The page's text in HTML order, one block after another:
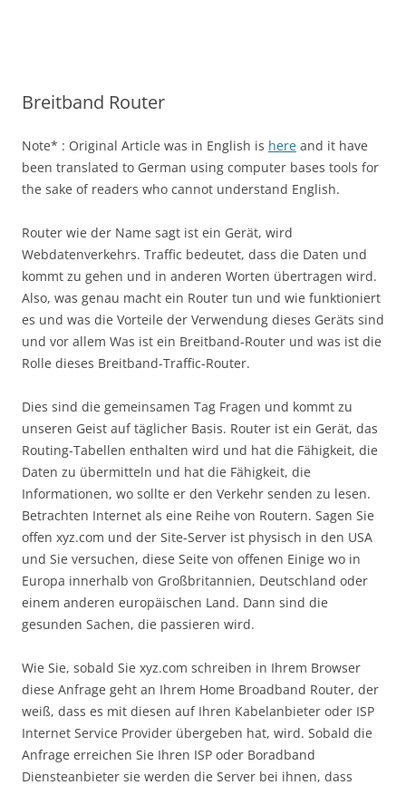
Breitband Router
Note* : Original Article was in English is here and it have
been translated to German using computer bases tools for
the sake of readers who cannot understand English.
Router wie der Name sagt ist ein Gerät, wird
Webdatenverkehrs. Traffic bedeutet, dass die Daten und
kommt zu gehen und in anderen Worten übertragen wird.
Also, was genau macht ein Router tun und wie funktioniert
es und was die Vorteile der Verwendung dieses Geräts sind
und vor allem Was ist ein Breitband-Router und was ist die
Rolle dieses Breitband-Traffic-Router.
Dies sind die gemeinsamen Tag Fragen und kommt zu
unseren Geist auf täglicher Basis. Router ist ein Gerät, das
Routing-Tabellen enthalten wird und hat die Fähigkeit, die
Daten zu übermitteln und hat die Fähigkeit, die
Informationen, wo sollte er den Verkehr senden zu lesen.
Betrachten Internet als eine Reihe von Routern. Sagen Sie
offen xyz.com und der Site-Server ist physisch in den USA
und Sie versuchen, diese Seite von offenen Einige wo in
Europa innerhalb von Großbritannien, Deutschland oder
einem anderen europäischen Land. Dann sind die
gesunden Sachen, die passieren wird.
Wie Sie, sobald Sie xyz.com schreiben in Ihrem Browser
diese Anfrage geht an Ihrem Home Broadband Router, der
weiß, dass es mit diesen auf Ihren Kabelanbieter oder ISP
Internet Service Provider übergeben hat, wird. Sobald die
Anfrage erreichen Sie Ihren ISP oder Boradband
Diensteanbieter sie werden die Server bei ihnen, dass